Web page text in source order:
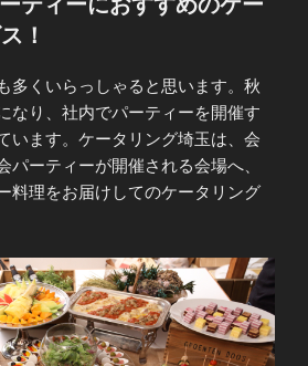
！
多くいらっしゃると思います。秋
なり、社内でパーティーを開催す
います。ケータリング埼玉は、会
パーティーが開催される会場へ、
料理をお届けしてのケータリング